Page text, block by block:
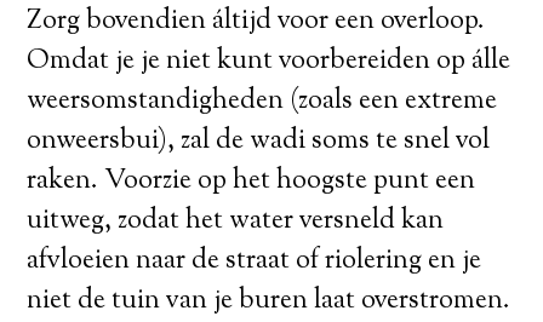
Zorg bovendien áltijd voor een overloop.
Omdat je je niet kunt voorbereiden op álle
weersomstandigheden (zoals een extreme
onweersbui), zal de wadi soms te snel vol
raken. Voorzie op het hoogste punt een
uitweg, zodat het water versneld kan
afvloeien naar de straat of riolering en je
niet de tuin van je buren laat overstromen.